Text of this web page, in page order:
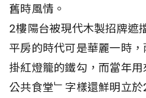
舊時風情。
2樓陽台被現代木製招牌遮
平房的時代可是華麗一時
掛紅燈籠的鐵勾，而當年
公共食堂﹂字樣還鮮明立